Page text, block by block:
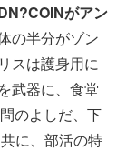
がアン
の半分がゾン
スは護身用に
武器に、食堂
のよしだ、下
に、部活の特